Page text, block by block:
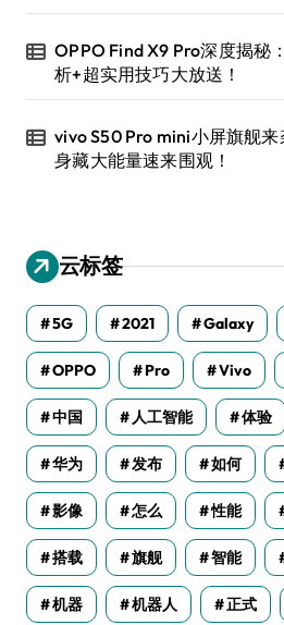
OPPO Find X9 Pro深度揭秘
析+超实用技巧大放送！
vivo S50 Pro mini小屏旗舰
身藏大能量速来围观！
云标签
5G 2021 Galaxy
OPPO Pro Vivo
中国 人工智能 体验
华为 发布 如何
影像 怎么 性能
搭载 旗舰 智能
机器 机器人 正式